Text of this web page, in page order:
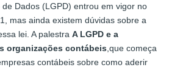
Dados (LGPD) entrou em vigor no
mas ainda existem dúvidas sobre a
lei. A palestra A LGPD e a
organizações contábeis ,que começa
contábeis sobre como aderir